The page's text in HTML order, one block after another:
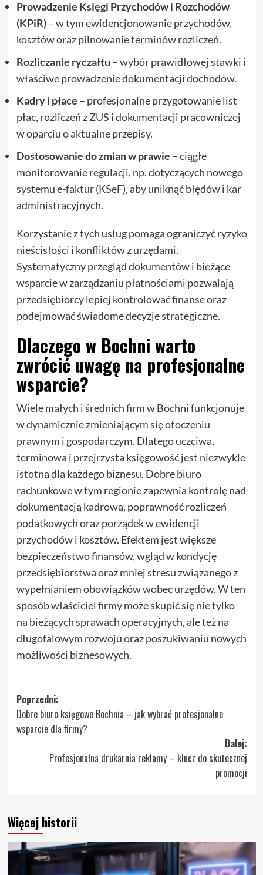
Prowadzenie Księgi Przychodów i Rozchodów
(KPiR)– w tym ewidencjonowanie przychodów,
kosztów oraz pilnowanie terminów rozliczeń.
Rozliczanie ryczałtu – wybór prawidłowej stawki i
właściwe prowadzenie dokumentacji dochodów.
Kadry i płace – profesjonalne przygotowanie list
płac, rozliczeń z ZUS i dokumentacji pracowniczej
w oparciu o aktualne przepisy.
Dostosowanie do zmian w prawie – ciągłe
monitorowanie regulacji, np. dotyczących nowego
systemu e-faktur (KSeF), aby uniknąć błędów i kar
administracyjnych.
Korzystanie z tych usług pomaga ograniczyć ryzyko
nieścisłości i konfliktów z urzędami.
Systematyczny przegląd dokumentów i bieżące
wsparcie w zarządzaniu płatnościami pozwalają
przedsiębiorcy lepiej kontrolować finanse oraz
podejmować świadome decyzje strategiczne.
Dlaczego w Bochni warto
zwrócić uwagę na profesjonalne
wsparcie?
Wiele małych i średnich firm w Bochni funkcjonuje
w dynamicznie zmieniającym się otoczeniu
prawnym i gospodarczym. Dlatego uczciwa,
terminowa i przejrzysta księgowość jest niezwykle
istotna dla każdego biznesu. Dobre biuro
rachunkowe w tym regionie zapewnia kontrolę nad
dokumentacją kadrową, poprawność rozliczeń
podatkowych oraz porządek w ewidencji
przychodów i kosztów. Efektem jest większe
bezpieczeństwo finansów, wgląd w kondycję
przedsiębiorstwa oraz mniej stresu związanego z
wypełnianiem obowiązków wobec urzędów. W ten
sposób właściciel firmy może skupić się nie tylko
na bieżących sprawach operacyjnych, ale też na
długofalowym rozwoju oraz poszukiwaniu nowych
możliwości biznesowych.
Zobacz
wpisy
Poprzedni:
Dobre biuro księgowe Bochnia – jak wybrać profesjonalne
wsparcie dla firmy?
Dalej:
Profesjonalna drukarnia reklamy – klucz do skutecznej
promocji
Więcej historii